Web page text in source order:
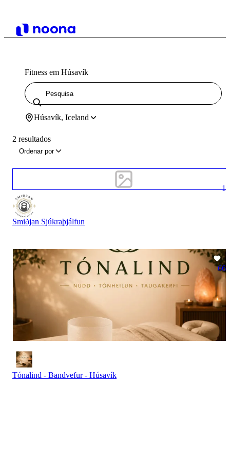
Fitness em Húsavík
Húsavík, Iceland
2 resultados
Ordenar por
1
Smiðjan Sjúkraþjálfun
66
Tónalind - Bandvefur - Húsavík